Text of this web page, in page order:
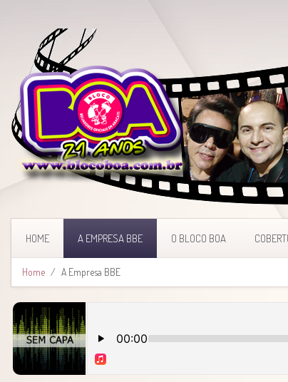
HOME A EMPRESA BBE O BLOCO BOA
Home A Empresa BBE